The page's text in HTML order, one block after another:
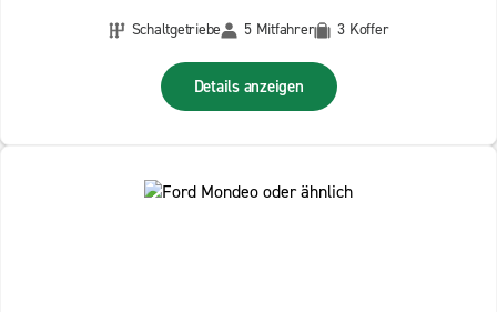
Schaltgetriebe
5 Mitfahrer 3 Koffer
Details anzeigen